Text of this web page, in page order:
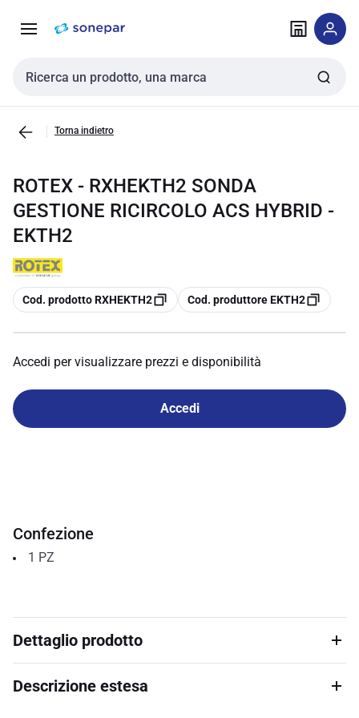
navigazione alla
Cerca input
Torna indietro
ROTEX - RXHEKTH2 SONDA
GESTIONE RICIRCOLO ACS HYBRID -
EKTH2
copia
Cod. prodotto RXHEKTH2 copia
Cod. produttore EKTH2
Accedi per visualizzare prezzi e disponibilità
Accedi
Confezione
1 PZ
Dettaglio prodotto
Descrizione estesa